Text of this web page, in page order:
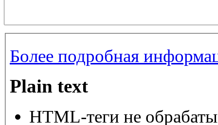
Более подробная
Plain text
HTML-теги не